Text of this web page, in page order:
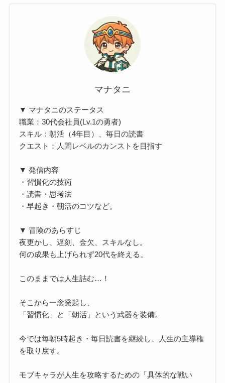
マナタニ
▼ マナタニのステータス
職業：30代会社員(Lv.1の勇者)
スキル：朝活（4年目）、毎日の読書
クエスト：人間レベルのカンストを目指す
▼ 発信内容
・習慣化の技術
・読書・思考法
・早起き・朝活のコツなど。
▼ 冒険のあらすじ
夜更かし、遅刻、金欠、スキルなし。
何の成果も上げられず20代を終える。
このままでは人生詰む…！
そこから一念発起し、
「習慣化」と「朝活」という武器を装備。
今では毎朝5時起き・毎日読書を継続し、人生の主導権
を取り戻す。
モブキャラが人生を攻略するための「具体的な戦い